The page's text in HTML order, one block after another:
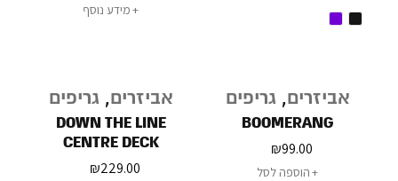
מידע נוסף
אביזרים, גריפים
BOOMERANG
₪99.00
הוספה לסל
אביזרים, גריפים
DOWN THE LINE
CENTRE DECK
₪229.00